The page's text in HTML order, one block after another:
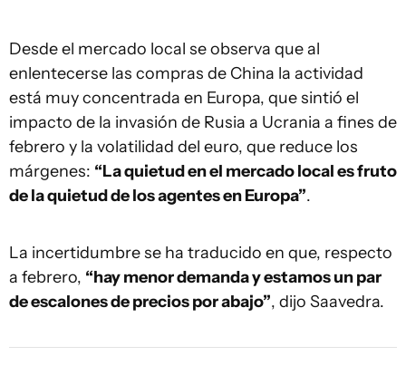
Desde el mercado local se observa que al
enlentecerse las compras de China la actividad
está muy concentrada en Europa, que sintió el
impacto de la invasión de Rusia a Ucrania a fines de
febrero y la volatilidad del euro, que reduce los
márgenes: “La quietud en el mercado local es fruto
de la quietud de los agentes en Europa”.
La incertidumbre se ha traducido en que, respecto
a febrero, “hay menor demanda y estamos un par
de escalones de precios por abajo”, dijo Saavedra.